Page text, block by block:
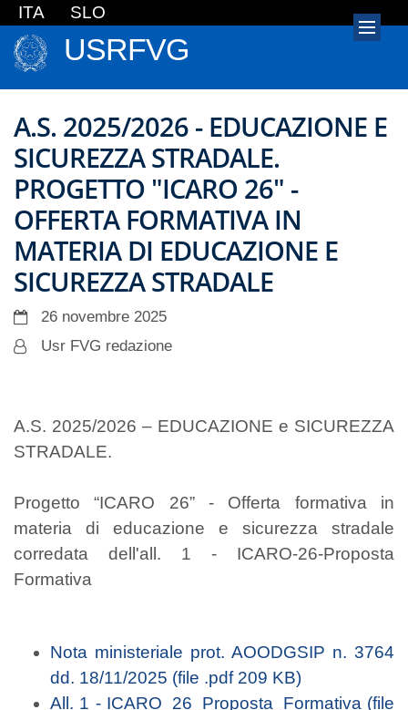
ITA SLO
USRFVG
A.S. 2025/2026 - EDUCAZIONE E
SICUREZZA STRADALE.
PROGETTO "ICARO 26" -
OFFERTA FORMATIVA IN
MATERIA DI EDUCAZIONE E
SICUREZZA STRADALE
26 novembre 2025
Usr FVG redazione
A.S. 2025/2026 – EDUCAZIONE e SICUREZZA
STRADALE.
Progetto “ICARO 26” - Offerta formativa in
materia di educazione e sicurezza stradale
corredata dell'all. 1 - ICARO-26-Proposta
Formativa
Nota ministeriale prot. AOODGSIP n. 3764
dd. 18/11/2025 (file .pdf 209 KB)
All. 1 - ICARO_26_Proposta_Formativa (file